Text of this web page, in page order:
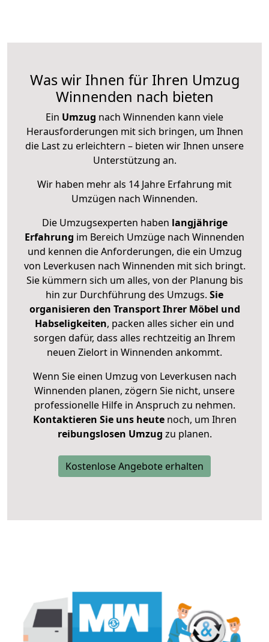
Was wir Ihnen für Ihren Umzug
Winnenden nach bieten
Ein Umzug nach Winnenden kann viele
Herausforderungen mit sich bringen, um Ihnen
die Last zu erleichtern – bieten wir Ihnen unsere
Unterstützung an.
Wir haben mehr als 14 Jahre Erfahrung mit
Umzügen nach Winnenden.
Die Umzugsexperten haben langjährige
Erfahrung im Bereich Umzüge nach Winnenden
und kennen die Anforderungen, die ein Umzug
von Leverkusen nach Winnenden mit sich bringt.
Sie kümmern sich um alles, von der Planung bis
hin zur Durchführung des Umzugs. Sie
organisieren den Transport Ihrer Möbel und
Habseligkeiten, packen alles sicher ein und
sorgen dafür, dass alles rechtzeitig an Ihrem
neuen Zielort in Winnenden ankommt.
Wenn Sie einen Umzug von Leverkusen nach
Winnenden planen, zögern Sie nicht, unsere
professionelle Hilfe in Anspruch zu nehmen.
Kontaktieren Sie uns heutenoch, um Ihren
reibungslosen Umzug zu planen.
Kostenlose Angebote erhalten